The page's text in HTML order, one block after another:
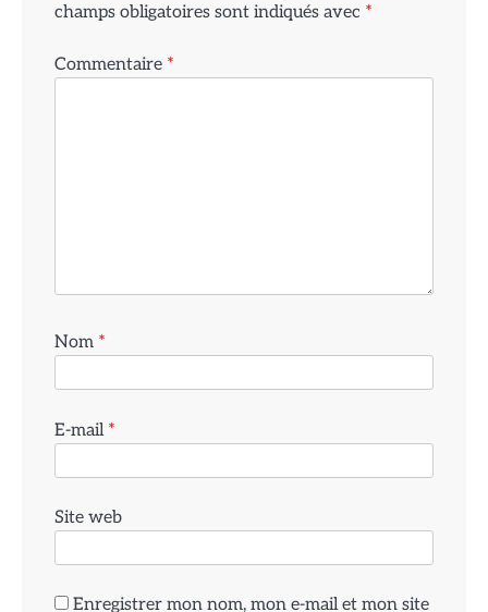
champs obligatoires sont indiqués avec *
Commentaire *
Nom *
E-mail *
Site web
Enregistrer mon nom, mon e-mail et mon site